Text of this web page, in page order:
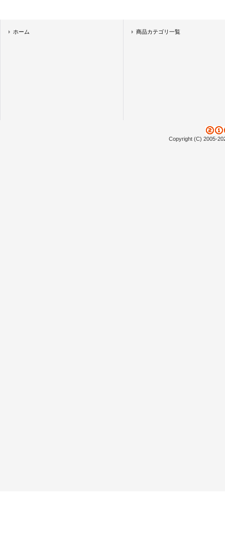
ホーム 商品カテゴリ一覧
Copyright (C) 2005-